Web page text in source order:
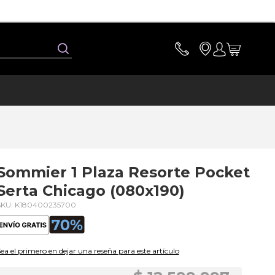
1 Plaza Resorte Pocket
Chicago (080x190)
K180400235700
el primero en dejar una reseña para este artículo